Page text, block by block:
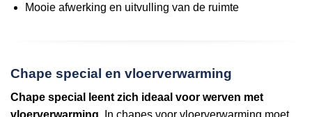
Mooie afwerking en uitvulling van de ruimte
Chape special en vloerverwarming
Chape special leent zich ideaal voor werven met